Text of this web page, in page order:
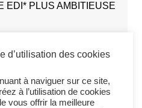
EDI* PLUS AMBITIEUSE
NOE 2026
d’utilisation des cookies
à naviguer sur ce site,
à l’utilisation de cookies
vous offrir la meilleure